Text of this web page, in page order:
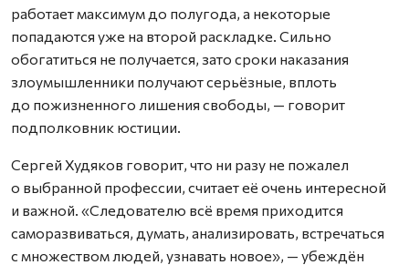
работает максимум до полугода, а некоторые
попадаются уже на второй раскладке. Сильно
обогатиться не получается, зато сроки наказания
злоумышленники получают серьёзные, вплоть
до пожизненного лишения свободы, — говорит
подполковник юстиции.
Сергей Худяков говорит, что ни разу не пожалел
о выбранной профессии, считает её очень интересной
и важной. «Следователю всё время приходится
саморазвиваться, думать, анализировать, встречаться
с множеством людей, узнавать новое», — убеждён